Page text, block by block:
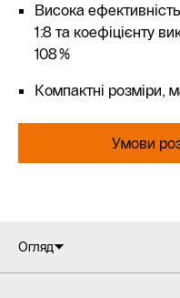
Висока
1:8 та коефіцієнту
108%
Компактні розміри,
Умови
Огляд